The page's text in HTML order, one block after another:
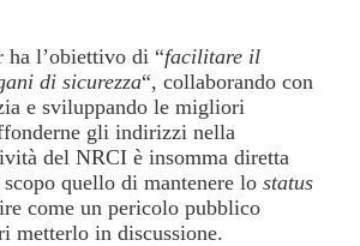
l’obiettivo di “facilitare il
di sicurezza“, collaborando con
e sviluppando le migliori
gli indirizzi nella
del NRCI è insomma diretta
scopo quello di mantenere lostatus
come un pericolo pubblico
metterlo in discussione.